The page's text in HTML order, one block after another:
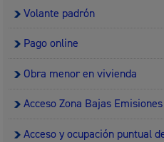
Volante padrón
Pago online
Obra menor en vivienda
Acceso Zona Bajas Emisiones
Acceso y ocupación puntual